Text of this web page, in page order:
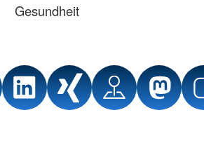
Gesundheit